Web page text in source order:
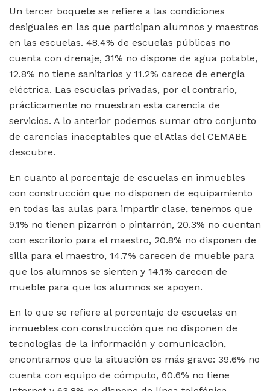
Un tercer boquete se refiere a las condiciones
desiguales en las que participan alumnos y maestros
en las escuelas. 48.4% de escuelas públicas no
cuenta con drenaje, 31% no dispone de agua potable,
12.8% no tiene sanitarios y 11.2% carece de energía
eléctrica. Las escuelas privadas, por el contrario,
prácticamente no muestran esta carencia de
servicios. A lo anterior podemos sumar otro conjunto
de carencias inaceptables que el Atlas del CEMABE
descubre.
En cuanto al porcentaje de escuelas en inmuebles
con construcción que no disponen de equipamiento
en todas las aulas para impartir clase, tenemos que
9.1% no tienen pizarrón o pintarrón, 20.3% no cuentan
con escritorio para el maestro, 20.8% no disponen de
silla para el maestro, 14.7% carecen de mueble para
que los alumnos se sienten y 14.1% carecen de
mueble para que los alumnos se apoyen.
En lo que se refiere al porcentaje de escuelas en
inmuebles con construcción que no disponen de
tecnologías de la información y comunicación,
encontramos que la situación es más grave: 39.6% no
cuenta con equipo de cómputo, 60.6% no tiene